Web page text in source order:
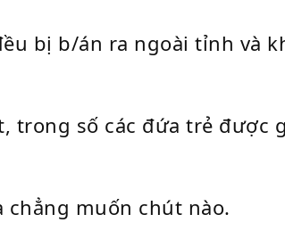
bị b/án ra ngoài tỉnh và
trong số các đứa trẻ được
chẳng muốn chút nào.